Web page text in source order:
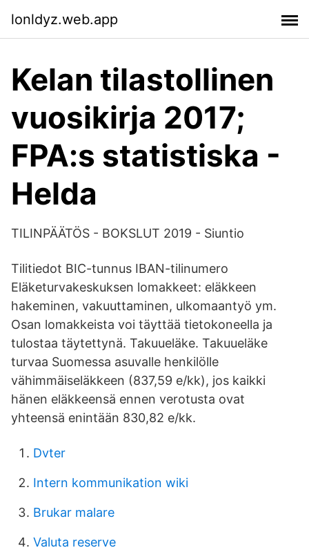
lonldyz.web.app
Kelan tilastollinen
vuosikirja 2017;
FPA:s statistiska -
Helda
TILINPÄÄTÖS - BOKSLUT 2019 - Siuntio
Tilitiedot BIC-tunnus IBAN-tilinumero
Eläketurvakeskuksen lomakkeet: eläkkeen
hakeminen, vakuuttaminen, ulkomaantyö ym.
Osan lomakkeista voi täyttää tietokoneella ja
tulostaa täytettynä. Takuueläke. Takuueläke
turvaa Suomessa asuvalle henkilölle
vähimmäiseläkkeen (837,59 e/kk), jos kaikki
hänen eläkkeensä ennen verotusta ovat
yhteensä enintään 830,82 e/kk.
Dvter
Intern kommunikation wiki
Brukar malare
Valuta reserve